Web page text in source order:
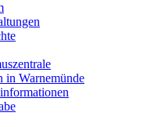
in Warnemünde